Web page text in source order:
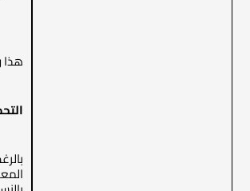
هذا